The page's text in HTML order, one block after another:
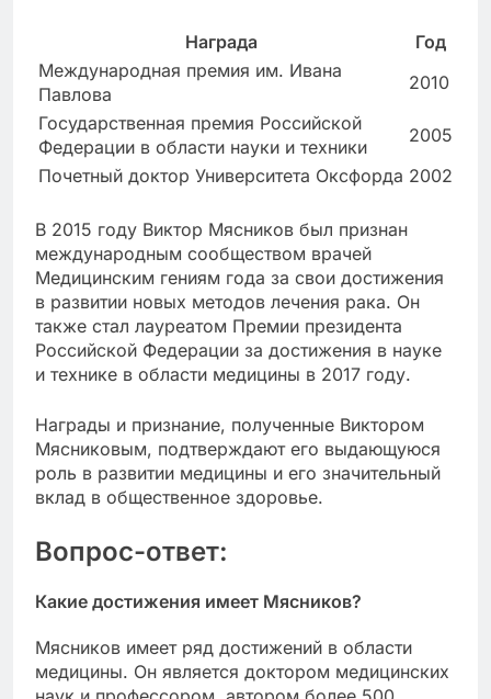
Награда
Год
Международная премия им. Ивана
Павлова
2010
Государственная премия Российской
Федерации в области науки и техники
2005
Почетный доктор Университета Оксфорда 2002
В 2015 году Виктор Мясников был признан
международным сообществом врачей
Медицинским гениям года за свои достижения
в развитии новых методов лечения рака. Он
также стал лауреатом Премии президента
Российской Федерации за достижения в науке
и технике в области медицины в 2017 году.
Награды и признание, полученные Виктором
Мясниковым, подтверждают его выдающуюся
роль в развитии медицины и его значительный
вклад в общественное здоровье.
Вопрос-ответ:
Какие достижения имеет Мясников?
Мясников имеет ряд достижений в области
медицины. Он является доктором медицинских